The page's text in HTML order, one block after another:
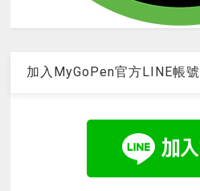
加入MyGoPen官方LINE帳號